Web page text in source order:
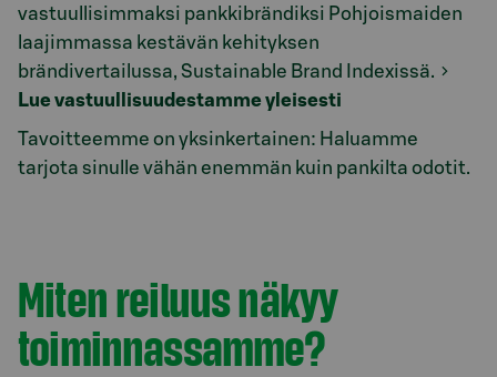
vastuullisimmaksi pankkibrändiksi Pohjoismaiden
laajimmassa kestävän kehityksen
brändivertailussa, Sustainable Brand Indexissä.
Lue vastuullisuudestamme yleisesti
Tavoitteemme on yksinkertainen: Haluamme
tarjota sinulle vähän enemmän kuin pankilta odotit.
Miten reiluus näkyy
toiminnassamme?